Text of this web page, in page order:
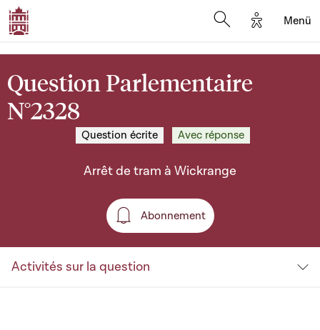
Options
Menü
Question Parlementaire
N°2328
Question écrite Avec réponse
Arrêt de tram à Wickrange
Abonnement
Abonnement
Activités sur la question